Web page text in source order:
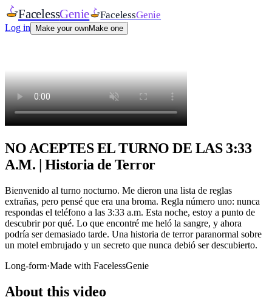
FacelessGenie FacelessGenie
Log in Make your ownMake one
NO ACEPTES EL TURNO DE LAS 3:33
A.M. | Historia de Terror
Bienvenido al turno nocturno. Me dieron una lista de reglas
extrañas, pero pensé que era una broma. Regla número uno: nunca
respondas el teléfono a las 3:33 a.m. Esta noche, estoy a punto de
descubrir por qué. Lo que encontré me heló la sangre, y ahora
podría ser demasiado tarde. Una historia de terror paranormal sobre
un motel embrujado y un secreto que nunca debió ser descubierto.
Long-form·Made with FacelessGenie
About this video